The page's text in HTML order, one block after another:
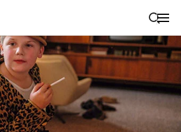
Suche schließen
Wegbeschreibung erhalten